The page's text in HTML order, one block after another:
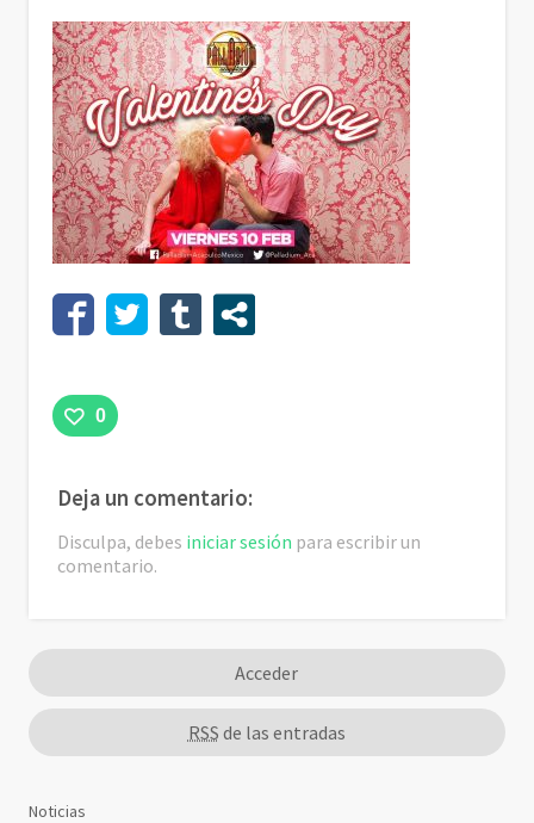
0
Deja un comentario:
Disculpa, debes iniciar sesión para escribir un
comentario.
Acceder
RSS de las entradas
Noticias